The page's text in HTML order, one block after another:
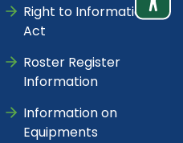
Right to Information
Act
Roster Register
Information
Information on
Equipments